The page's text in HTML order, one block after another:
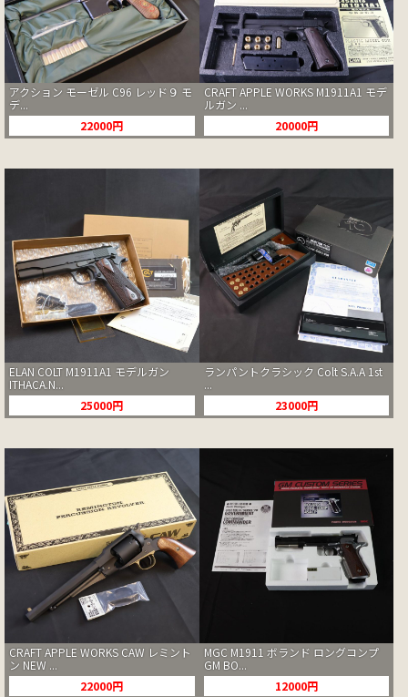
アクション モーゼル C96 レッド９ モ
デ...
22000円
CRAFT APPLE WORKS M1911A1 モデ
ルガン ...
20000円
ELAN COLT M1911A1 モデルガン
ITHACA.N...
25000円
ランパントクラシック Colt S.A.A 1st
...
23000円
CRAFT APPLE WORKS CAW レミント
ン NEW ...
22000円
MGC M1911 ボランド ロングコンプ
GM BO...
12000円